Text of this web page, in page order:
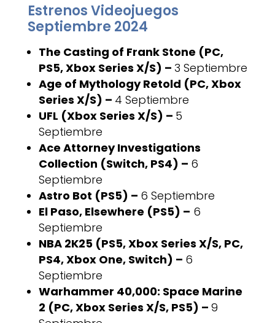
Estrenos Videojuegos
Septiembre 2024
The Casting of Frank Stone (PC,
PS5, Xbox Series X/S) – 3 Septiembre
Age of Mythology Retold (PC, Xbox
Series X/S) – 4 Septiembre
UFL (Xbox Series X/S) – 5
Septiembre
Ace Attorney Investigations
Collection (Switch, PS4) – 6
Septiembre
Astro Bot (PS5) – 6 Septiembre
El Paso, Elsewhere (PS5) – 6
Septiembre
NBA 2K25 (PS5, Xbox Series X/S, PC,
PS4, Xbox One, Switch) – 6
Septiembre
Warhammer 40,000: Space Marine
2 (PC, Xbox Series X/S, PS5) – 9